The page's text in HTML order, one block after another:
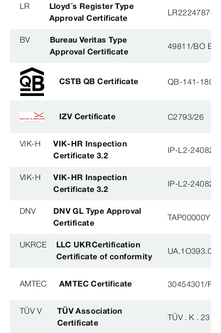
LR
Lloyd´s Register Type
Approval Certificate
BV
Bureau Veritas Type
Approval Certificate
49811/BO BV
CSTB QB Certificate QB-141-
IZV Certificate C2793/26
VIK-H
VIK-HR Inspection
Certificate 3.2
IP-L2-
VIK-H
VIK-HR Inspection
Certificate 3.2
IP-L2-
DNV
DNV GL Type Approval
Certificate
TAP00000YB
UKRCE
LLC UKRCertification
Certificate of conformity
AMTEC AMTEC Certificate 30454301/
TÜV V
TÜV Association
Certificate
TÜV . K . 23 -